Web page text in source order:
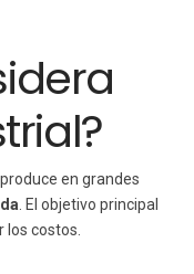
en grandes
. El objetivo principal
los costos.